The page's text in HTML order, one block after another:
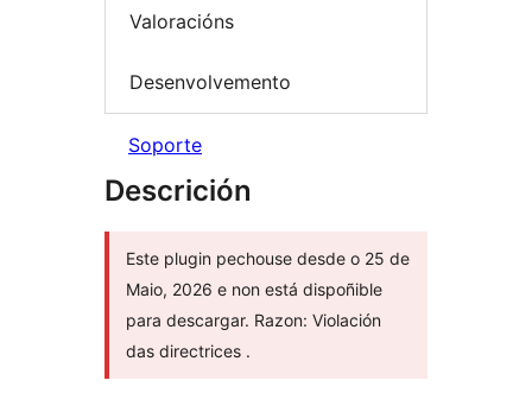
Valoracións
Desenvolvemento
Soporte
Descrición
Este plugin pechouse desde o 25 de
Maio, 2026 e non está dispoñible
para descargar. Razon: Violación
das directrices .